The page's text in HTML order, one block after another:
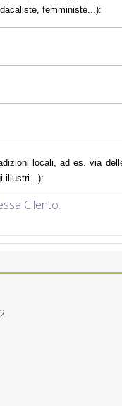
femministe...):
locali, ad es. via
illustri...):
Cilento.